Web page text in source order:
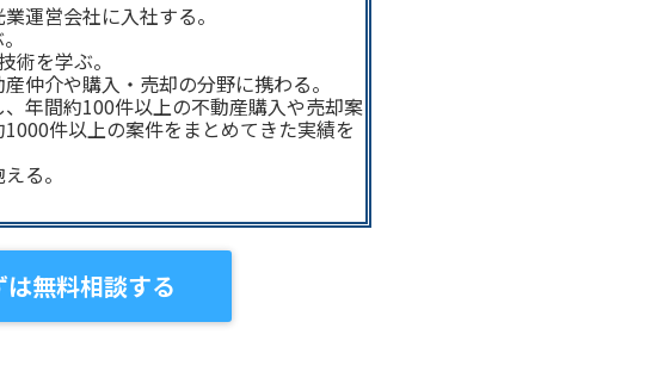
運営会社に入社する。
術を学ぶ。
仲介や購入・売却の分野に携わる。
年間約100件以上の不動産購入や売却案
件以上の案件をまとめてきた実績を
る。
は無料相談する